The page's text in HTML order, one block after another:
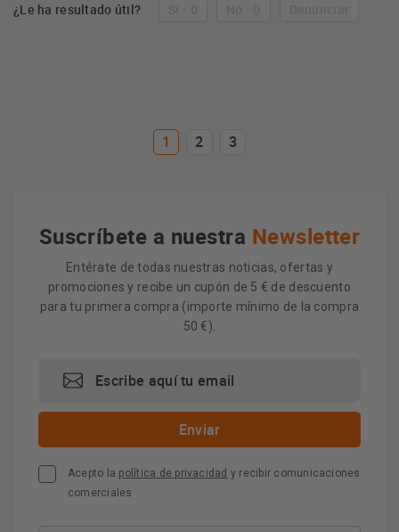
¿Le ha resultado útil?
1 2 3
Suscríbete a nuestra Newsletter
Entérate de todas nuestras noticias, ofertas y
promociones y recibe un cupón de 5 € de descuento
para tu primera compra (importe mínimo de la compra
50 €).
Acepto la política de privacidad y recibir comunicaciones
comerciales